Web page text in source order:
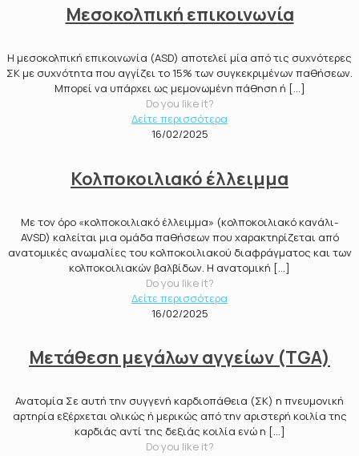
Μεσοκολπική επικοινωνία
Η µεσοκολπική επικοινωνία (ASD) αποτελεί µία από τις συχνότερες
ΣΚ µε συχνότητα που αγγίζει το 15% των συγκεκριµένων παθήσεων.
Μπορεί να υπάρχει ως µεµονωµένη πάθηση ή […]
Do you like it?
Δείτε περισσότερα
16/02/2025
Κολποκοιλιακό έλλειμμα
Με τον όρο «κολποκοιλιακό έλλειµµα» (κολποκοιλιακό κανάλι-
AVSD) καλείται µια οµάδα παθήσεων που χαρακτηρίζεται από
ανατοµικές ανωµαλίες του κολποκοιλιακού διαφράγµατος και των
κολποκοιλιακών βαλβίδων. Η ανατοµική […]
Do you like it?
Δείτε περισσότερα
16/02/2025
Μετάθεση μεγάλων αγγείων (TGA)
Ανατομία Σε αυτή την συγγενή καρδιοπάθεια (ΣΚ) η πνευμονική
αρτηρία εξέρχεται ολικώς ή μερικώς από την αριστερή κοιλία της
καρδιάς αντί της δεξιάς κοιλία ενώ η […]
Do you like it?